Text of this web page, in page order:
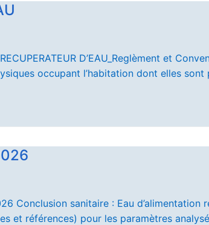
D’EAU_Reglèment et
occupant l’habitation dont elles
Conclusion sanitaire : Eau
et références) pour les paramètres